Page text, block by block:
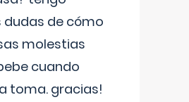
dudas de cómo
molestias
cuando
toma. gracias!